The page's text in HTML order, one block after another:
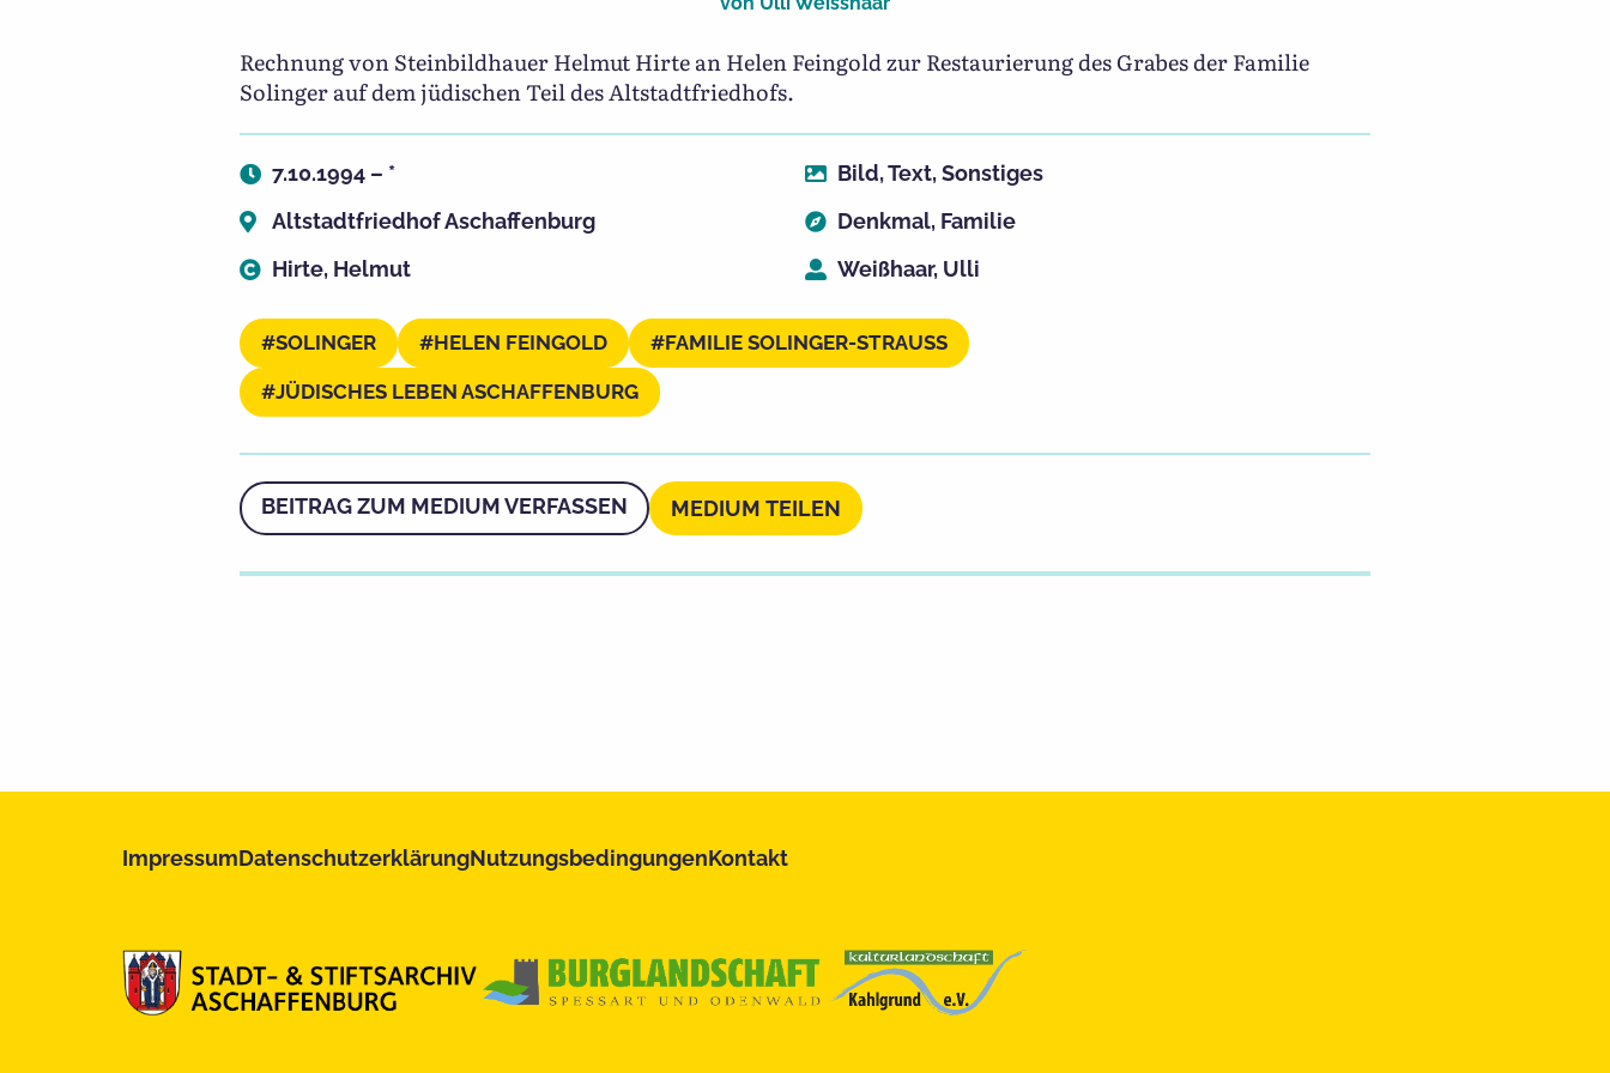
Rechnung von Steinbildhauer Helmut Hirte an Helen Feingold zur Restaurierung des Grabes der Familie
Solinger auf dem jüdischen Teil des Altstadtfriedhofs.
7.10.1994 – *
Altstadtfriedhof Aschaffenburg
Bild,Text,Sonstiges
Denkmal, Familie
Hirte, Helmut
Weißhaar, Ulli
SOLINGER HELEN FEINGOLD FAMILIE SOLINGER-STRAUSS
JÜDISCHES LEBEN ASCHAFFENBURG
BEITRAG ZUM MEDIUM VERFASSEN MEDIUM TEILEN
ImpressumDatenschutzerklärungNutzungsbedingungenKontakt